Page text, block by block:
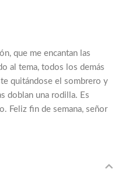
que me encantan las
al tema, todos los demás
quitándose el sombrero y
doblan una rodilla. Es
Feliz fin de semana, señor